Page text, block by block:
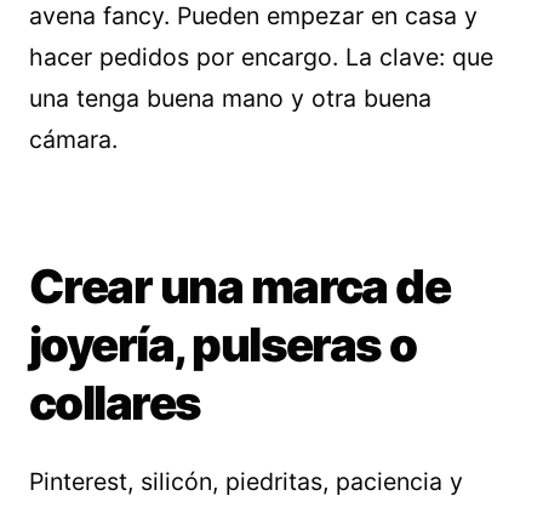
avena fancy. Pueden empezar en casa y
hacer pedidos por encargo. La clave: que
una tenga buena mano y otra buena
cámara.
Crear una marca de
joyería, pulseras o
collares
Pinterest, silicón, piedritas, paciencia y